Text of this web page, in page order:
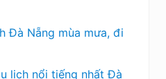
Đà Nẵng mùa mưa, đi
lịch nổi tiếng nhất Đà